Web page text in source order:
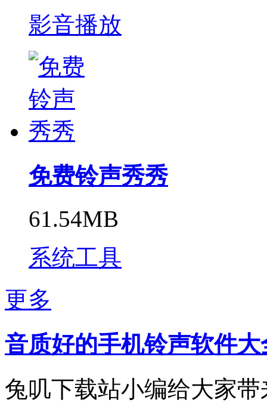
影音播放
免费铃声秀秀
61.54MB
系统工具
更多
音质好的手机铃声软件大
兔叽下载站小编给大家